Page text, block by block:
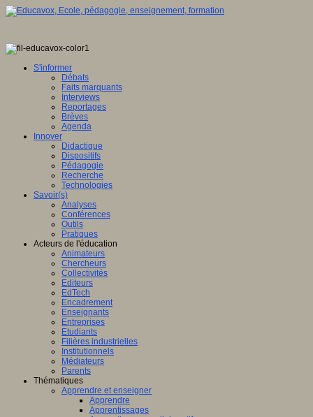
S'informer
Débats
Faits marquants
Interviews
Reportages
Brèves
Agenda
Innover
Didactique
Dispositifs
Pédagogie
Recherche
Technologies
Savoir(s)
Analyses
Conférences
Outils
Pratiques
Acteurs de l'éducation
Animateurs
Chercheurs
Collectivités
Editeurs
EdTech
Encadrement
Enseignants
Entreprises
Etudiants
Filières industrielles
Institutionnels
Médiateurs
Parents
Thématiques
Apprendre et enseigner
Apprendre
Apprentissages